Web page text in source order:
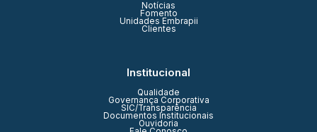
Notícias
Fomento
Unidades Embrapii
Clientes
Institucional
Qualidade
Governança Corporativa
SIC/Transparência
Documentos Institucionais
Ouvidoria